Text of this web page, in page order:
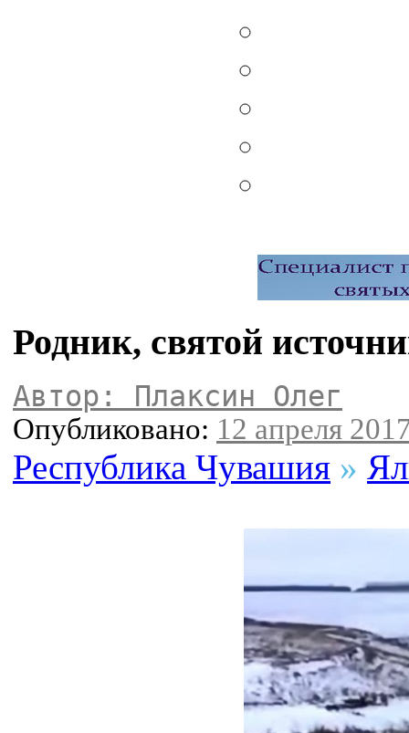
Родник, святой
Автор: Плаксин Олег
Опубликовано: 12 апреля
Республика Чувашия »